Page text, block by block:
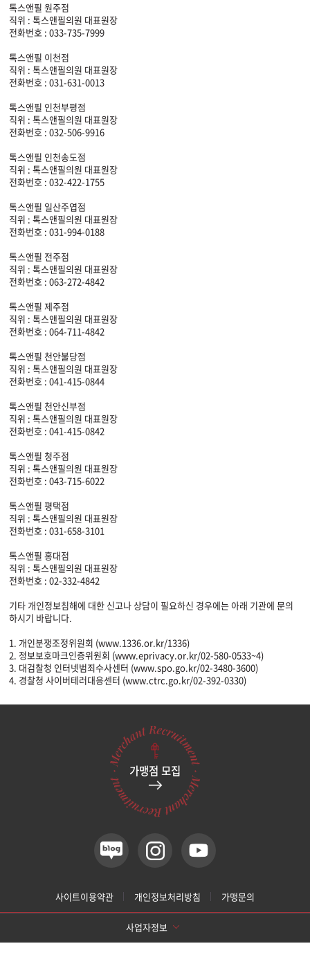
톡스앤필 원주점
직위 : 톡스앤필의원 대표원장
전화번호 : 033-735-7999
톡스앤필 이천점
직위 : 톡스앤필의원 대표원장
전화번호 : 031-631-0013
톡스앤필 인천부평점
직위 : 톡스앤필의원 대표원장
전화번호 : 032-506-9916
톡스앤필 인천송도점
직위 : 톡스앤필의원 대표원장
전화번호 : 032-422-1755
톡스앤필 일산주엽점
직위 : 톡스앤필의원 대표원장
전화번호 : 031-994-0188
톡스앤필 전주점
직위 : 톡스앤필의원 대표원장
전화번호 : 063-272-4842
톡스앤필 제주점
직위 : 톡스앤필의원 대표원장
전화번호 : 064-711-4842
톡스앤필 천안불당점
직위 : 톡스앤필의원 대표원장
전화번호 : 041-415-0844
톡스앤필 천안신부점
직위 : 톡스앤필의원 대표원장
전화번호 : 041-415-0842
톡스앤필 청주점
직위 : 톡스앤필의원 대표원장
전화번호 : 043-715-6022
톡스앤필 평택점
직위 : 톡스앤필의원 대표원장
전화번호 : 031-658-3101
톡스앤필 홍대점
직위 : 톡스앤필의원 대표원장
전화번호 : 02-332-4842
기타 개인정보침해에 대한 신고나 상담이 필요하신 경우에는 아래 기관에 문의
하시기 바랍니다.
1. 개인분쟁조정위원회 (www.1336.or.kr/1336)
2. 정보보호마크인증위원회 (www.eprivacy.or.kr/02-580-0533~4)
3. 대검찰청 인터넷범죄수사센터 (www.spo.go.kr/02-3480-3600)
4. 경찰청 사이버테러대응센터 (www.ctrc.go.kr/02-392-0330)
가맹점 모집
사이트이용약관 개인정보처리방침 가맹문의
사업자정보